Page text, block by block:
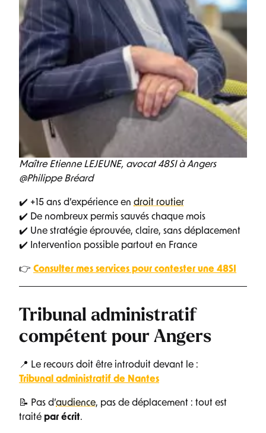
Maître Etienne LEJEUNE, avocat 48SI à Angers
@Philippe Bréard
✔️ +15 ans d’expérience en droit routier
✔️ De nombreux permis sauvés chaque mois
✔️ Une stratégie éprouvée, claire, sans déplacement
✔️ Intervention possible partout en France
👉 Consulter mes services pour contester une 48SI
Tribunal administratif
compétent pour Angers
📍 Le recours doit être introduit devant le :
Tribunal administratif de Nantes
📝 Pas d’audience, pas de déplacement : tout est
traité par écrit.